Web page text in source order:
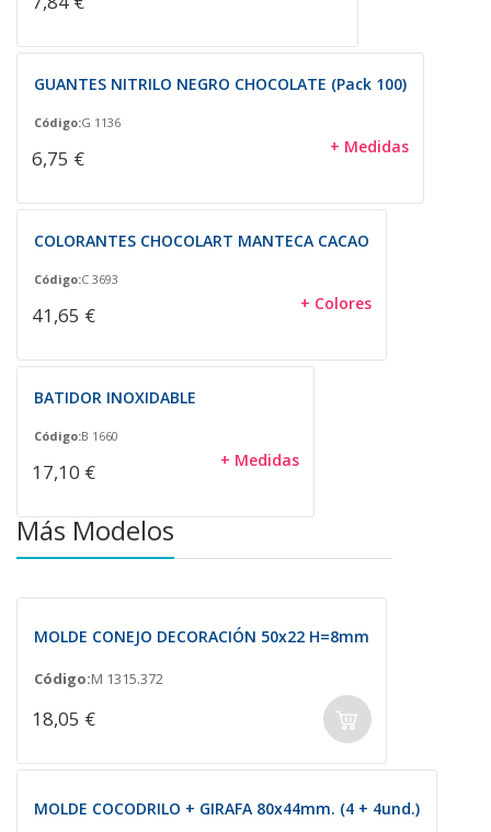
GUANTES NITRILO NEGRO CHOCOLATE (Pack 100)
Código:G 1136
6,75 € + Medidas
COLORANTES CHOCOLART MANTECA CACAO
Código:C 3693
41,65 € + Colores
BATIDOR INOXIDABLE
Código:B 1660
17,10 € + Medidas
Más Modelos
MOLDE CONEJO DECORACIÓN 50x22 H=8mm
Código:M 1315.372
18,05 €
MOLDE COCODRILO + GIRAFA 80x44mm. (4 + 4und.)